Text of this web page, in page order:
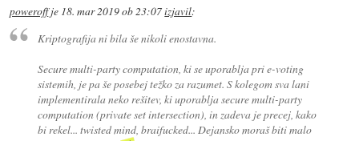
poweroffje 18. mar 2019 ob 23:07izjavil:
Kriptografija ni bila še nikoli enostavna.
Secure multi-party computation, ki se uporablja pri e-voting
sistemih, je pa še posebej težko za razumet. S kolegom sva lani
implementirala neko rešitev, ki uporablja secure multi-party
computation (private set intersection), in zadeva je precej, kako
bi rekel... twisted mind, braifucked... Dejansko moraš biti malo